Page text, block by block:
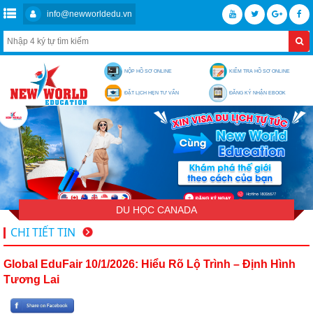
info@newworldedu.vn
NỘP HỒ SƠ ONLINE KIỂM TRA HỒ SƠ ONLINE
ĐẶT LỊCH HẸN TƯ VẤN ĐĂNG KÝ NHẬN EBOOK
DU HỌC CANADA
CHI TIẾT TIN
Global EduFair 10/1/2026: Hiểu Rõ Lộ Trình – Định Hình
Tương Lai